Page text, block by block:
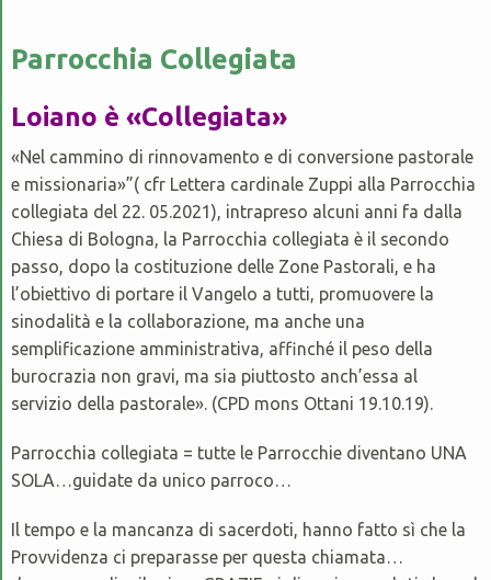
CARITAS
CATECHESI
PASTORALE GIOVANILE
LOCALI PER GRUPPI
Parrocchia Collegiata
Loiano è «Collegiata»
«Nel cammino di rinnovamento e di conversione pastorale
e missionaria»”( cfr Lettera cardinale Zuppi alla Parrocchia
collegiata del 22. 05.2021), intrapreso alcuni anni fa dalla
Chiesa di Bologna, la Parrocchia collegiata è il secondo
passo, dopo la costituzione delle Zone Pastorali, e ha
l’obiettivo di portare il Vangelo a tutti, promuovere la
sinodalità e la collaborazione, ma anche una
semplificazione amministrativa, affinché il peso della
burocrazia non gravi, ma sia piuttosto anch’essa al
servizio della pastorale». (CPD mons Ottani 19.10.19).
Parrocchia collegiata = tutte le Parrocchie diventano UNA
SOLA…guidate da unico parroco…
Il tempo e la mancanza di sacerdoti, hanno fatto sì che la
Provvidenza ci preparasse per questa chiamata…